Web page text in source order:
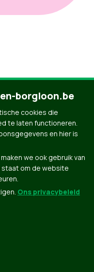
borgloon.be
cookies die
te laten functioneren.
en hier is
we ook gebruik van
staat om de website
Ons privacybeleid